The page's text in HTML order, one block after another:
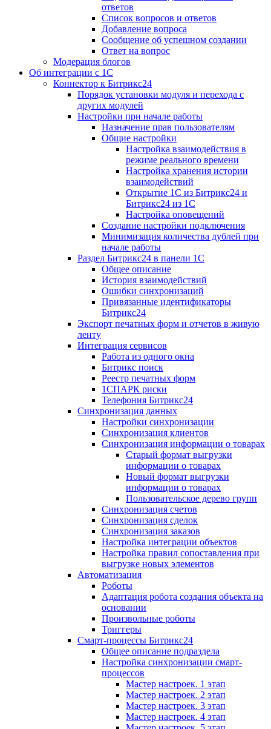
ответов
Список вопросов и ответов
Добавление вопроса
Сообщение об успешном создании
Ответ на вопрос
Модерация блогов
Об интеграции с 1С
Коннектор к Битрикс24
Порядок установки модуля и перехода с
других модулей
Настройки при начале работы
Назначение прав пользователям
Общие настройки
Настройка взаимодействия в
режиме реального времени
Настройка хранения истории
взаимодействий
Открытие 1С из Битрикс24 и
Битрикс24 из 1С
Настройка оповещений
Создание настройки подключения
Минимизация количества дублей при
начале работы
Раздел Битрикс24 в панели 1С
Общее описание
История взаимодействий
Ошибки синхронизаций
Привязанные идентификаторы
Битрикс24
Экспорт печатных форм и отчетов в живую
ленту
Интеграция сервисов
Работа из одного окна
Битрикс поиск
Реестр печатных форм
1СПАРК риски
Телефония Битрикс24
Синхронизация данных
Настройки синхронизации
Синхронизация клиентов
Синхронизация информации о товарах
Старый формат выгрузки
информации о товарах
Новый формат выгрузки
информации о товарах
Пользовательское дерево групп
Синхронизация счетов
Синхронизация сделок
Синхронизация заказов
Настройка интеграции объектов
Настройка правил сопоставления при
выгрузке новых элементов
Автоматизация
Роботы
Адаптация робота создания объекта на
основании
Произвольные роботы
Триггеры
Смарт-процессы Битрикс24
Общее описание подраздела
Настройка синхронизации смарт-
процессов
Мастер настроек. 1 этап
Мастер настроек. 2 этап
Мастер настроек. 3 этап
Мастер настроек. 4 этап